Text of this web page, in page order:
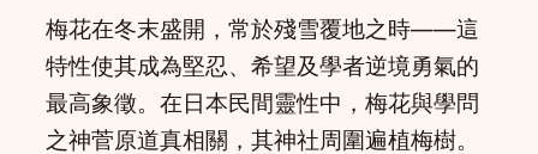
梅花在冬末盛開，常於殘雪覆地之時——這
特性使其成為堅忍、希望及學者逆境勇氣的
最高象徵。在日本民間靈性中，梅花與學問
之神菅原道真相關，其神社周圍遍植梅樹。